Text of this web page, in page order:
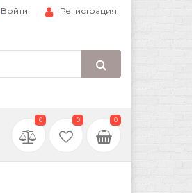
Войти Регистрация
0 0 0